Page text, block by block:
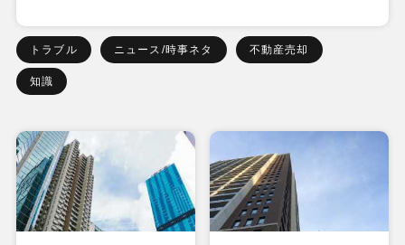
トラブル ニュース/時事ネタ 不動産売却
知識